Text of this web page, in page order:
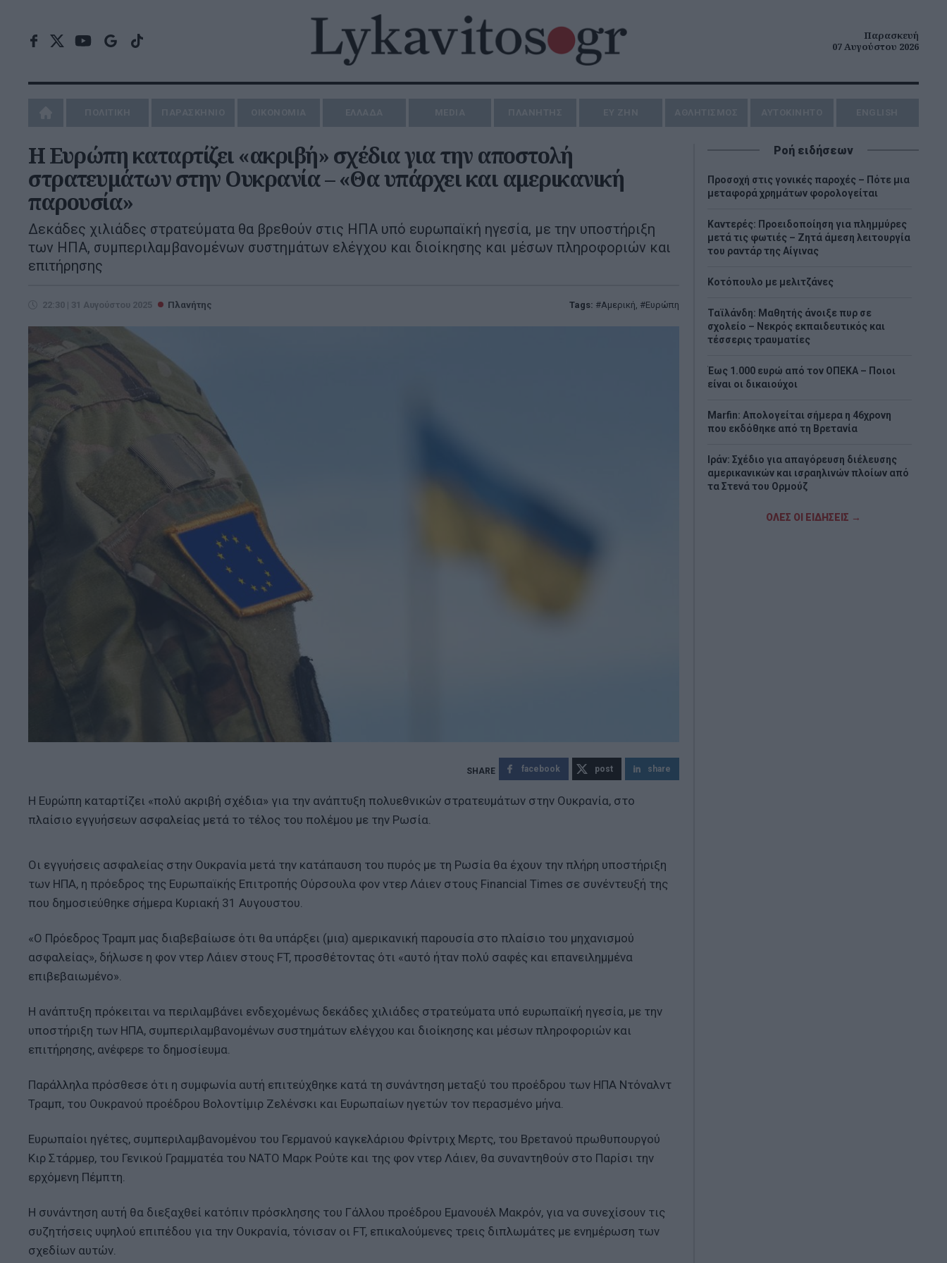
Παρασκευή
07 Αυγούστου 2026
Η Ευρώπη καταρτίζει «ακριβή» σχέδια για την αποστολή
στρατευμάτων στην Ουκρανία – «Θα υπάρχει και αμερικανική
παρουσία»
Δεκάδες χιλιάδες στρατεύματα θα βρεθούν στις ΗΠΑ υπό ευρωπαϊκή ηγεσία, με την υποστήριξη
των ΗΠΑ, συμπεριλαμβανομένων συστημάτων ελέγχου και διοίκησης και μέσων πληροφοριών και
επιτήρησης
22:30 | 31 Αυγούστου 2025 Πλανήτης Tags: Αμερική, Ευρώπη
facebook post share
Η Ευρώπη καταρτίζει «πολύ ακριβή σχέδια» για την ανάπτυξη πολυεθνικών στρατευμάτων στην Ουκρανία, στο
πλαίσιο εγγυήσεων ασφαλείας μετά το τέλος του πολέμου με την Ρωσία.
Οι εγγυήσεις ασφαλείας στην Ουκρανία μετά την κατάπαυση του πυρός με τη Ρωσία θα έχουν την πλήρη υποστήριξη
των ΗΠΑ, η πρόεδρος της Ευρωπαϊκής Επιτροπής Ούρσουλα φον ντερ Λάιεν στους Financial Times σε συνέντευξή της
που δημοσιεύθηκε σήμερα Κυριακή 31 Αυγουστου.
«Ο Πρόεδρος Τραμπ μας διαβεβαίωσε ότι θα υπάρξει (μια) αμερικανική παρουσία στο πλαίσιο του μηχανισμού
ασφαλείας», δήλωσε η φον ντερ Λάιεν στους FT, προσθέτοντας ότι «αυτό ήταν πολύ σαφές και επανειλημμένα
επιβεβαιωμένο».
Η ανάπτυξη πρόκειται να περιλαμβάνει ενδεχομένως δεκάδες χιλιάδες στρατεύματα υπό ευρωπαϊκή ηγεσία, με την
υποστήριξη των ΗΠΑ, συμπεριλαμβανομένων συστημάτων ελέγχου και διοίκησης και μέσων πληροφοριών και
επιτήρησης, ανέφερε το δημοσίευμα.
Παράλληλα πρόσθεσε ότι η συμφωνία αυτή επιτεύχθηκε κατά τη συνάντηση μεταξύ του προέδρου των ΗΠΑ Ντόναλντ
Τραμπ, του Ουκρανού προέδρου Βολοντίμιρ Ζελένσκι και Ευρωπαίων ηγετών τον περασμένο μήνα.
Ευρωπαίοι ηγέτες, συμπεριλαμβανομένου του Γερμανού καγκελάριου Φρίντριχ Μερτς, του Βρετανού πρωθυπουργού
Κιρ Στάρμερ, του Γενικού Γραμματέα του ΝΑΤΟ Μαρκ Ρούτε και της φον ντερ Λάιεν, θα συναντηθούν στο Παρίσι την
ερχόμενη Πέμπτη.
Η συνάντηση αυτή θα διεξαχθεί κατόπιν πρόσκλησης του Γάλλου προέδρου Εμανουέλ Μακρόν, για να συνεχίσουν τις
συζητήσεις υψηλού επιπέδου για την Ουκρανία, τόνισαν οι FT, επικαλούμενες τρεις διπλωμάτες με ενημέρωση των
σχεδίων αυτών.
Ροή ειδήσεων
Προσοχή στις γονικές παροχές – Πότε μια
μεταφορά χρημάτων φορολογείται
Καντερές: Προειδοποίηση για πλημμύρες
μετά τις φωτιές – Ζητά άμεση λειτουργία
του ραντάρ της Αίγινας
Κοτόπουλο με μελιτζάνες
Ταϊλάνδη: Μαθητής άνοιξε πυρ σε
σχολείο – Νεκρός εκπαιδευτικός και
τέσσερις τραυματίες
Έως 1.000 ευρώ από τον ΟΠΕΚΑ – Ποιοι
είναι οι δικαιούχοι
Marfin: Απολογείται σήμερα η 46χρονη
που εκδόθηκε από τη Βρετανία
Ιράν: Σχέδιο για απαγόρευση διέλευσης
αμερικανικών και ισραηλινών πλοίων από
τα Στενά του Ορμούζ
Σαν σήμερα - 7 Αυγούστου
ΟΛΕΣ ΟΙ ΕΙΔΗΣΕΙΣ →